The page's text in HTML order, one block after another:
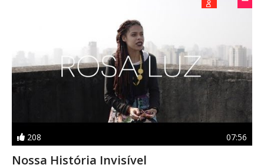
208 07:56
Nossa História Invisível